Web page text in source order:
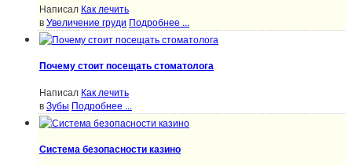
Написал Как лечить
вУвеличение груди Подробнее ...
Почему стоит посещать стоматолога
Написал Как лечить
вЗубы Подробнее ...
Система безопасности казино